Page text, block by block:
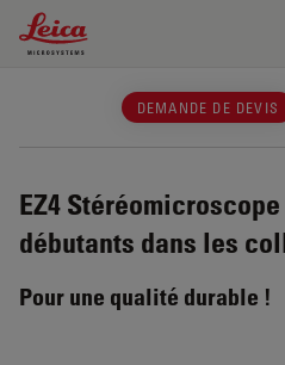
Leica Microsystems Logo
DEMANDE DE DEVIS
EZ4
débutants dans les
Pour une qualité durable !